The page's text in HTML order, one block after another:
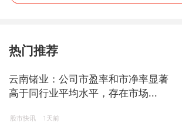
热门推荐
云南锗业：公司市盈率和市净率显著
高于同行业平均水平，存在市场...
股市快讯 1天前